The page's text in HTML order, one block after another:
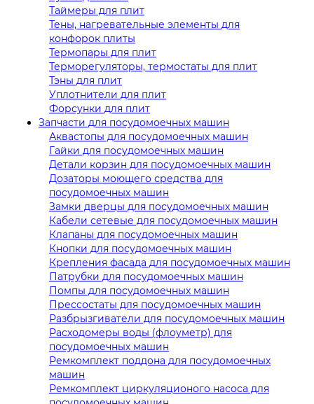
Таймеры для плит
Тены, нагревательные элементы для
конфорок плиты
Термопары для плит
Терморегуляторы, термостаты для плит
Тэны для плит
Уплотнители для плит
Форсунки для плит
Запчасти для посудомоечных машин
Аквастопы для посудомоечных машин
Гайки для посудомоечных машин
Детали корзин для посудомоечных машин
Дозаторы моющего средства для
посудомоечных машин
Замки дверцы для посудомоечных машин
Кабели сетевые для посудомоечных машин
Клапаны для посудомоечных машин
Кнопки для посудомоечных машин
Крепления фасада для посудомоечных машин
Патрубки для посудомоечных машин
Помпы для посудомоечных машин
Прессостаты для посудомоечных машин
Разбрызгиватели для посудомоечных машин
Расходомеры воды (флоуметр) для
посудомоечных машин
Ремкомплект поддона для посудомоечных
машин
Ремкомплект циркуляционого насоса для